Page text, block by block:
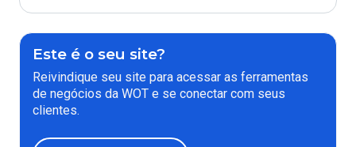
Este é o seu site?
Reivindique seu site para acessar as ferramentas
de negócios da WOT e se conectar com seus
clientes.